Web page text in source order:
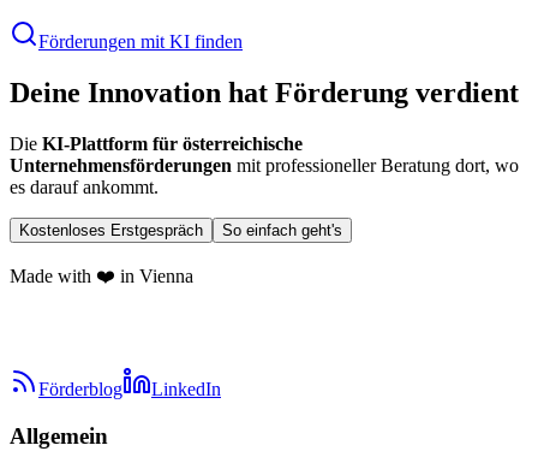
Förderungen mit KI finden
Deine Innovation hat Förderung verdient
Die KI-Plattform für österreichische
Unternehmensförderungen mit professioneller Beratung dort, wo
es darauf ankommt.
Kostenloses Erstgespräch So einfach geht's
Made with ❤️ in Vienna
Förderblog LinkedIn
Allgemein